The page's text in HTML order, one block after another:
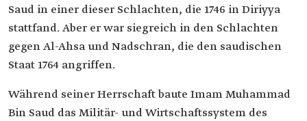
Saud in einer dieser Schlachten, die 1746 in Diriyya
stattfand. Aber er war siegreich in den Schlachten
gegen Al-Ahsa und Nadschran, die den saudischen
Staat 1764 angriffen.
Während seiner Herrschaft baute Imam Muhammad
Bin Saud das Militär- und Wirtschaftssystem des